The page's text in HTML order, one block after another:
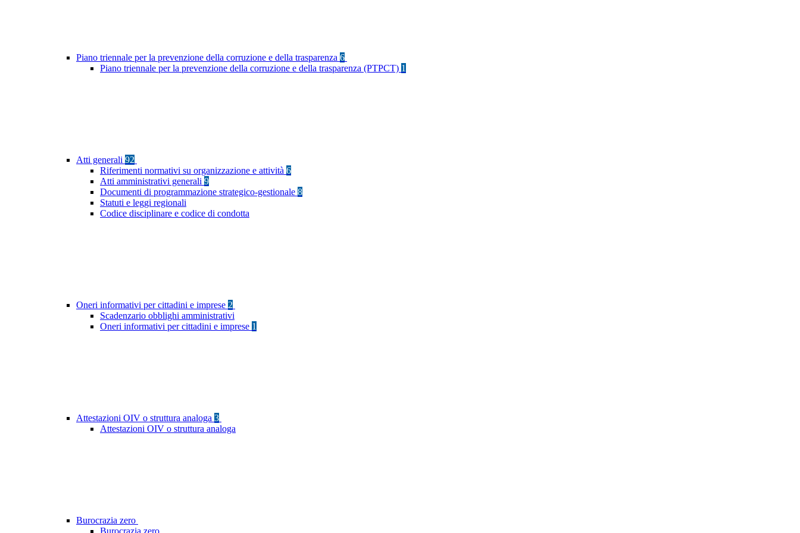
Piano triennale per la prevenzione della corruzione e della trasparenza 6
Piano triennale per la prevenzione della corruzione e della trasparenza (PTPCT) 1
Atti generali 92
Riferimenti normativi su organizzazione e attività 6
Atti amministrativi generali 9
Documenti di programmazione strategico-gestionale 8
Statuti e leggi regionali
Codice disciplinare e codice di condotta
Oneri informativi per cittadini e imprese 2
Scadenzario obblighi amministrativi
Oneri informativi per cittadini e imprese 1
Attestazioni OIV o struttura analoga 3
Attestazioni OIV o struttura analoga
Burocrazia zero